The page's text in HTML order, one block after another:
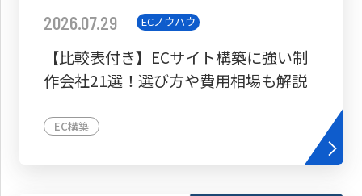
2026.07.29 ECノウハウ
【比較表付き】ECサイト構築に強い制
作会社21選！選び方や費用相場も解説
EC構築